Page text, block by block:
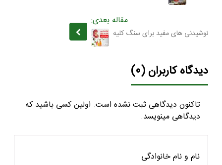
مقاله بعدی:
نوشیدنی های مفید برای سنگ کلیه
دیدگاه کاربران (0)
تاکنون دیدگاهی ثبت نشده است. اولین کسی باشید که
دیدگاهی مینویسد.
نام و نام خانوادگی